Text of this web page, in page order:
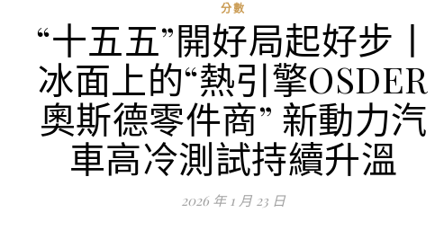
分數
“十五五”開好局起好步丨
冰面上的“熱引擎OSDER
奧斯德零件商” 新動力汽
車高冷測試持續升溫
2026 年 1 月 23 日